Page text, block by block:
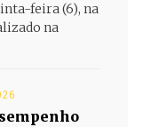
feira (6), na
na